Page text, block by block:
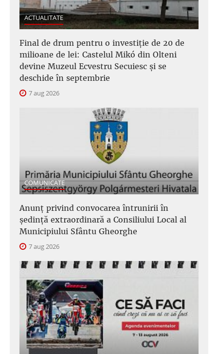
ACTUALITATE
Final de drum pentru o investiție de 20 de
milioane de lei: Castelul Mikó din Olteni
devine Muzeul Ecvestru Secuiesc și se
deschide în septembrie
7 aug 2026
COMUNICATE
Anunţ privind convocarea întrunirii în
şedinţă extraordinară a Consiliului Local al
Municipiului Sfântu Gheorghe
7 aug 2026